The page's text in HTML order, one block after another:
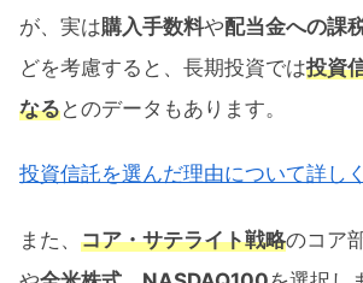
が、実は購入手数料や配当金への課
どを考慮すると、長期投資では投資
なるとのデータもあります。
投資信託を選んだ理由について詳し
また、 コア・サテライト戦略のコア